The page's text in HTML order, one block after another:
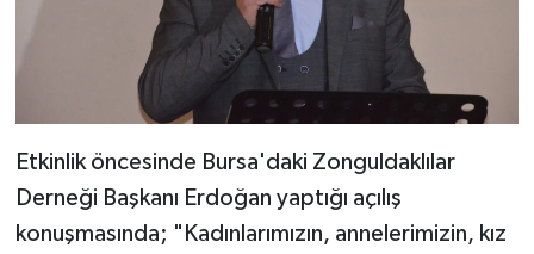
Etkinlik öncesinde Bursa'daki Zonguldaklılar
Derneği Başkanı Erdoğan yaptığı açılış
konuşmasında; "Kadınlarımızın, annelerimizin, kız